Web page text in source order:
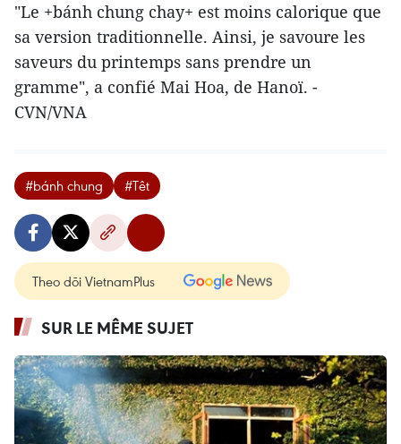
"Le +bánh chung chay+ est moins calorique que
sa version traditionnelle. Ainsi, je savoure les
saveurs du printemps sans prendre un
gramme", a confié Mai Hoa, de Hanoï. -
CVN/VNA
#bánh chung #Têt
Theo dõi VietnamPlus
SUR LE MÊME SUJET